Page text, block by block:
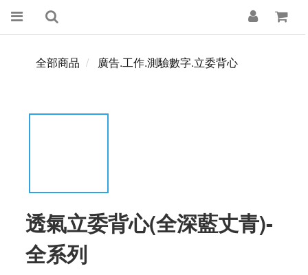
全部商品 廣告.工作.測驗數字.立委背心
透氣立委背心(全深藍丈青)-
全系列